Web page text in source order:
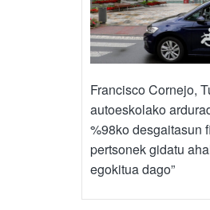
Francisco Cornejo,
autoeskolako
%98ko desgaitasun
pertsonek gidatu
egokitua dago”